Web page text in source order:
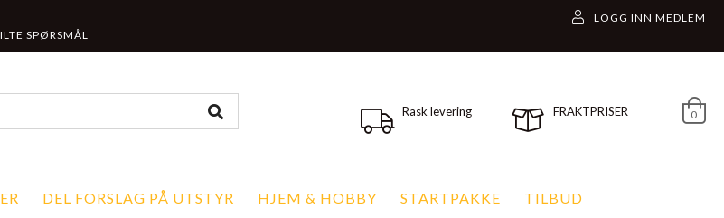
SPØRSMÅL
Rask levering FRAKTPRISER 0
DEL FORSLAG PÅ UTSTYR HJEM & HOBBY STARTPAKKE TILBUD